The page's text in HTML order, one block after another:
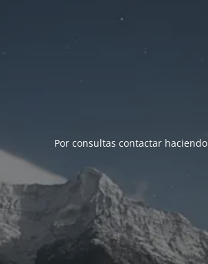
Por consultas contactar haciendo